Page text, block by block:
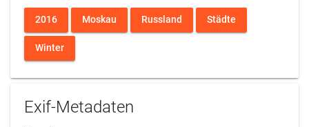
2016 Moskau Russland Städte
Winter
Exif-Metadaten